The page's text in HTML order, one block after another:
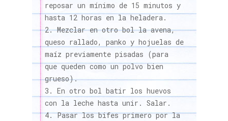
reposar un mínimo de 15 minutos y
hasta 12 horas en la heladera.
Mezclar en otro bol la avena,
queso rallado, panko y hojuelas de
maíz previamente pisadas (para
que queden como un polvo bien
grueso).
En otro bol batir los huevos
con la leche hasta unir. Salar.
Pasar los bifes primero por la